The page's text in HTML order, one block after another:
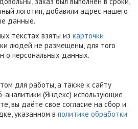
логотип, добавили адрес нашего
данные.
текстах взяты из карточки
людей не размещены, для того
о персональных данных.
для работы, а также к сайту
аналитики (Яндекс) использующие
вы даёте свое согласие на сбор и
указанном в политике обработки